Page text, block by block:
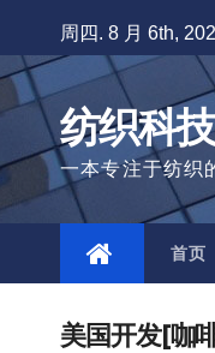
to
content
周四. 8 月 6th,
纺织科
一本专注于纺织
首页
美国开发[咖